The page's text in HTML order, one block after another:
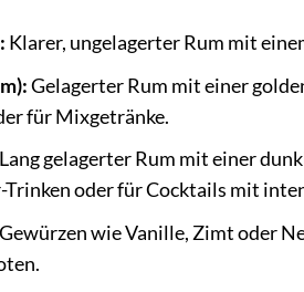
Klarer, ungelagerter Rum mit
Gelagerter Rum mit einer
für Mixgetränke.
Lang gelagerter Rum mit einer
Trinken oder für Cocktails mit
wie Vanille, Zimt oder